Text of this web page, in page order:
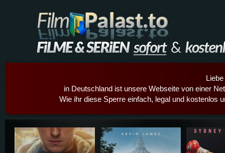
in Deutschland ist unsere Webseite von einer
Wie ihr diese Sperre einfach, legal und kostenlos
Details,Play Details,Play